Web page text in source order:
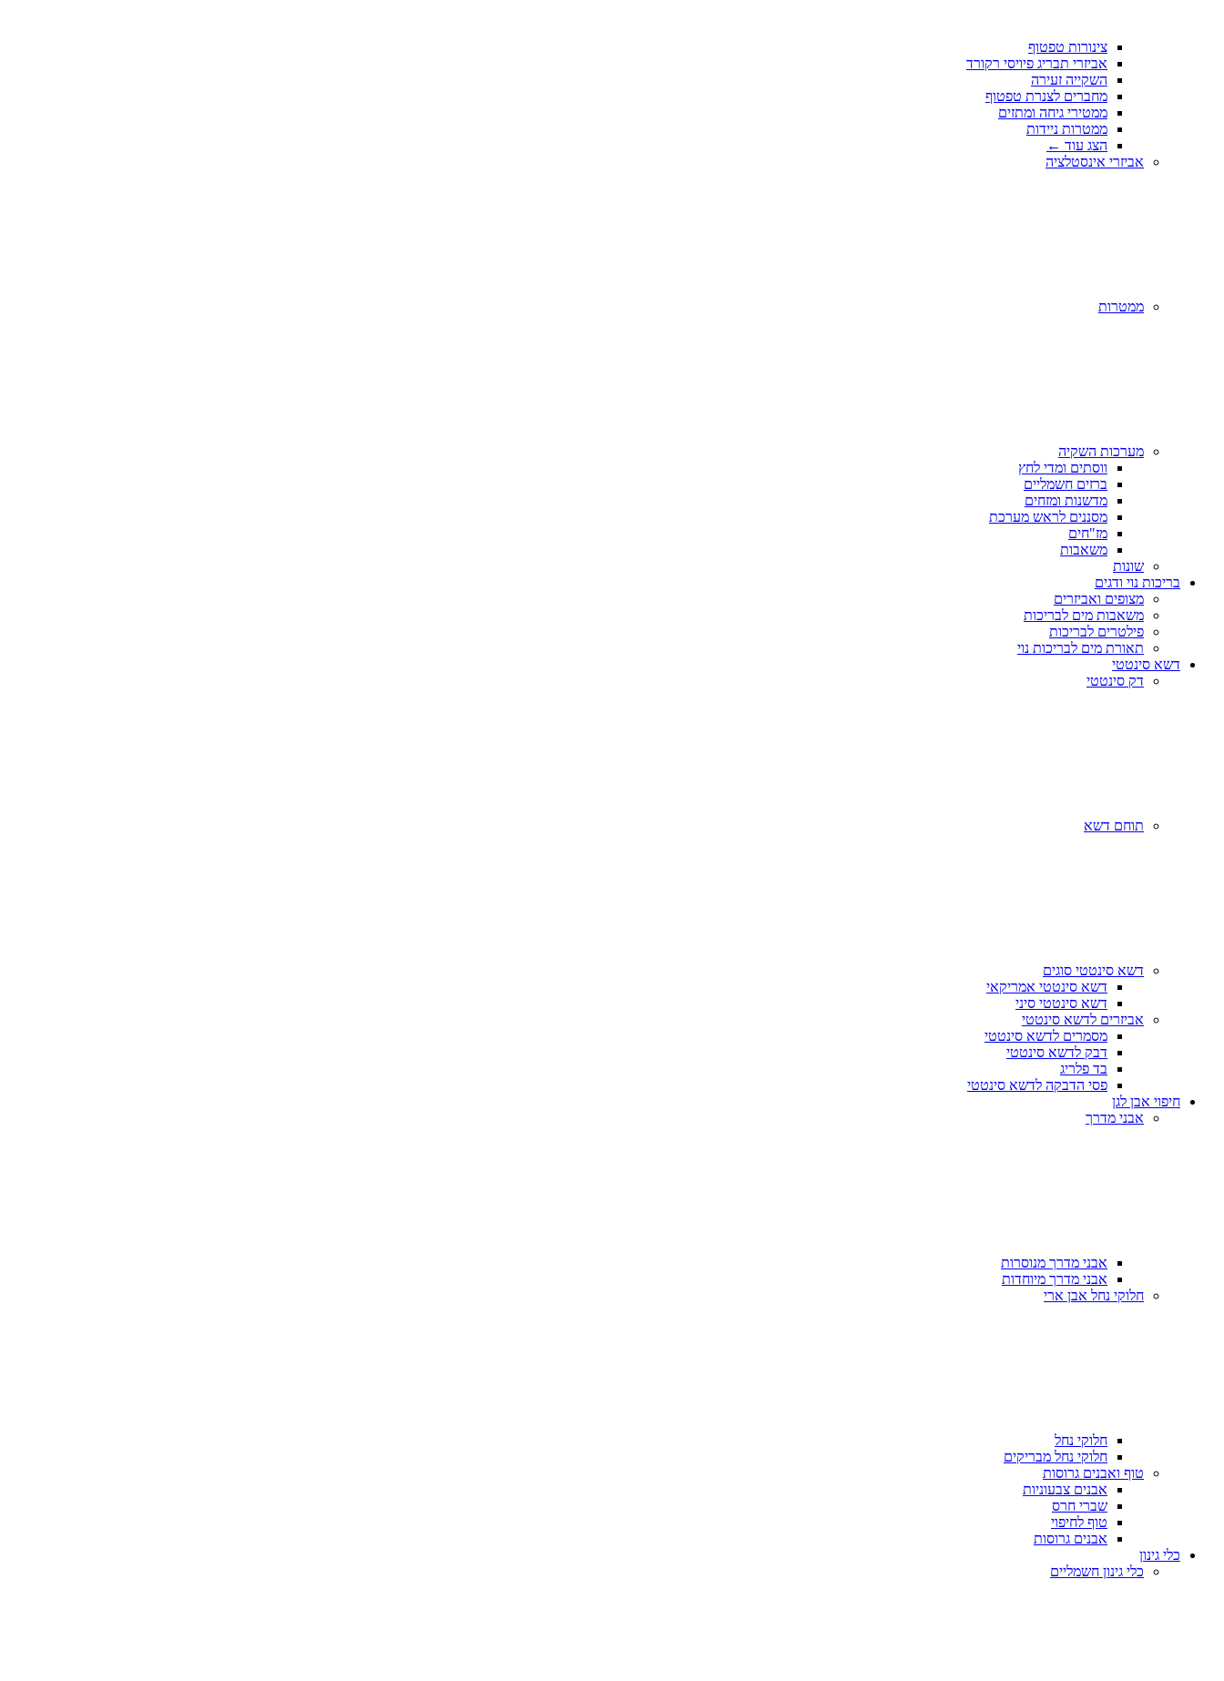
צינורות טפטוף
אביזרי תבריג פיויסי רקורד
השקייה זעירה
מחברים לצנרת טפטוף
ממטירי גיחה ומתזים
ממטרות ניידות
הצג עוד ←
אביזרי אינסטלציה
ממטרות
מערכות השקיה
ווסתים ומדי לחץ
ברזים חשמליים
מדשנות ומזחים
מסננים לראש מערכת
מז"חים
משאבות
שונות
בריכות נוי ודגים
מצופים ואביזרים
משאבות מים לבריכות
פילטרים לבריכות
תאורת מים לבריכות נוי
דשא סינטטי
דק סינטטי
תוחם דשא
דשא סינטטי סוגים
דשא סינטטי אמריקאי
דשא סינטטי סיני
אביזרים לדשא סינטטי
מסמרים לדשא סינטטי
דבק לדשא סינטטי
בד פלריג
פסי הדבקה לדשא סינטטי
חיפוי אבן לגן
אבני מדרך
אבני מדרך מנוסרות
אבני מדרך מיוחדות
חלוקי נחל אבן ארי
חלוקי נחל
חלוקי נחל מבריקים
טוף ואבנים גרוסות
אבנים צבעוניות
שברי חרס
טוף לחיפוי
אבנים גרוסות
כלי גינון
כלי גינון חשמליים